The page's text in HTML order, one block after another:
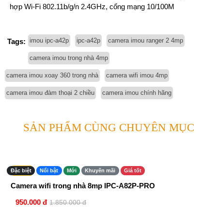
hợp Wi-Fi 802.11b/g/n 2.4GHz, cổng mạng 10/100M
Tags: imou ipc-a42p ipc-a42p camera imou ranger 2 4mp
camera imou trong nhà 4mp
camera imou xoay 360 trong nhà camera wifi imou 4mp
camera imou đàm thoại 2 chiều camera imou chính hãng
SẢN PHẨM CÙNG CHUYÊN MỤC
Đặc biệt Nổi bật Mới Khuyến mãi
Giá tốt
Chính hãng
-48%
Camera wifi trong nhà 8mp IPC-A82P-PRO
950.000 đ 1.850.000 đ